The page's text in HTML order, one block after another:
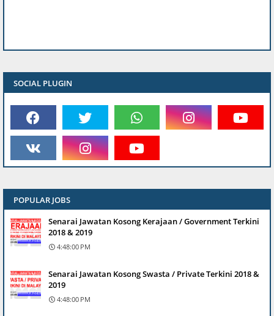
SOCIAL PLUGIN
POPULAR JOBS
Senarai Jawatan Kosong Kerajaan / Government Terkini
2018 & 2019
4:48:00 PM
Senarai Jawatan Kosong Swasta / Private Terkini 2018 &
2019
4:48:00 PM